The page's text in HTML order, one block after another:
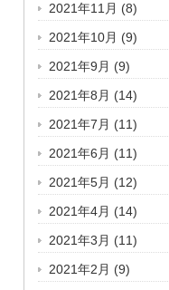
2021年11月 (8)
2021年10月 (9)
2021年9月 (9)
2021年8月 (14)
2021年7月 (11)
2021年6月 (11)
2021年5月 (12)
2021年4月 (14)
2021年3月 (11)
2021年2月 (9)